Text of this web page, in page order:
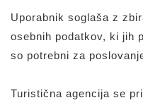
Uporabnik soglaša z
osebnih podatkov, ki jih
so potrebni za
Turistična agencija se